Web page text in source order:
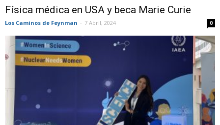
Física médica en USA y beca Marie Curie
Los Caminos de Feynman - 7 Abril, 2024 0